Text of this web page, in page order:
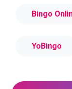
Bingo
YoBingo